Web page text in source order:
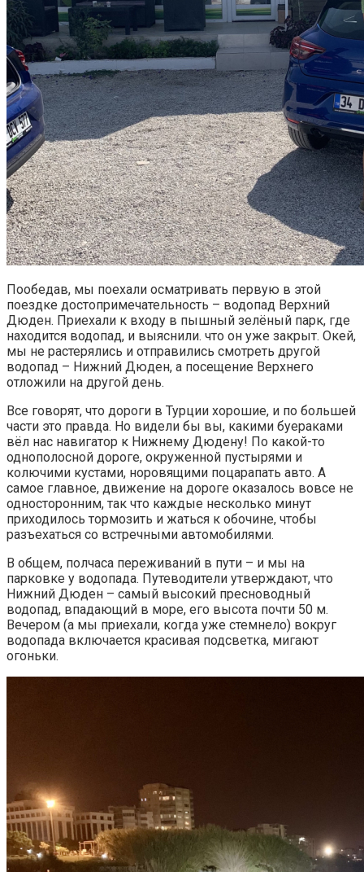
Пообедав, мы поехали осматривать первую в этой
поездке достопримечательность – водопад Верхний
Дюден. Приехали к входу в пышный зелёный парк, где
находится водопад, и выяснили. что он уже закрыт. Окей,
мы не растерялись и отправились смотреть другой
водопад – Нижний Дюден, а посещение Верхнего
отложили на другой день.
Все говорят, что дороги в Турции хорошие, и по большей
части это правда. Но видели бы вы, какими буераками
вёл нас навигатор к Нижнему Дюдену! По какой-то
однополосной дороге, окруженной пустырями и
колючими кустами, норовящими поцарапать авто. А
самое главное, движение на дороге оказалось вовсе не
односторонним, так что каждые несколько минут
приходилось тормозить и жаться к обочине, чтобы
разъехаться со встречными автомобилями.
В общем, полчаса переживаний в пути – и мы на
парковке у водопада. Путеводители утверждают, что
Нижний Дюден – самый высокий пресноводный
водопад, впадающий в море, его высота почти 50 м.
Вечером (а мы приехали, когда уже стемнело) вокруг
водопада включается красивая подсветка, мигают
огоньки.